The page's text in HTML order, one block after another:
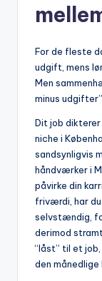
For de fleste
udgift, mens
Men
minus udgifter”.
Dit job dikterer
niche i
sandsynligvis
håndværker i
påvirke din
friværdi, har
selvstændig,
derimod
“låst” til et
den månedlige